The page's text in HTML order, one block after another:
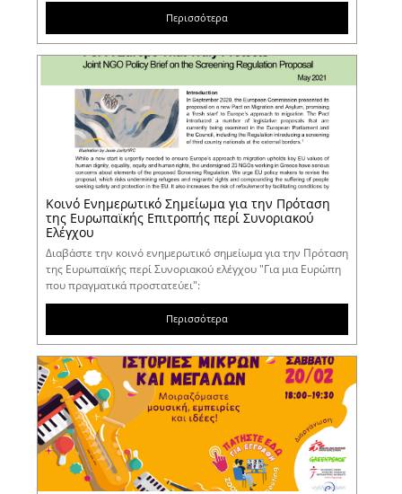
Περισσότερα
Κοινό Ενημερωτικό Σημείωμα για την Πρόταση
της Ευρωπαϊκής Επιτροπής περί Συνοριακού
Ελέγχου
Διαβάστε την κοινό ενημερωτικό σημείωμα για την Πρόταση
της Ευρωπαϊκής περί Συνοριακού ελέγχου "Για μια Ευρώπη
που πραγματικά προστατεύει":
Περισσότερα